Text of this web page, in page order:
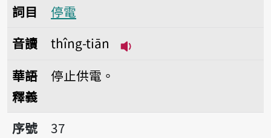
詞目
停電
音讀
thîng-tiān
華語
釋義
停止供電。
序號37通批
序號
37